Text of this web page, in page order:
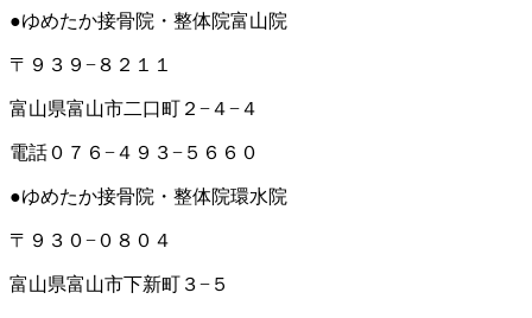
●ゆめたか接骨院・整体院富山院
〒９３９−８２１１
富山県富山市二口町２−４−４
電話０７６−４９３−５６６０
●ゆめたか接骨院・整体院環水院
〒９３０−０８０４
富山県富山市下新町３−５